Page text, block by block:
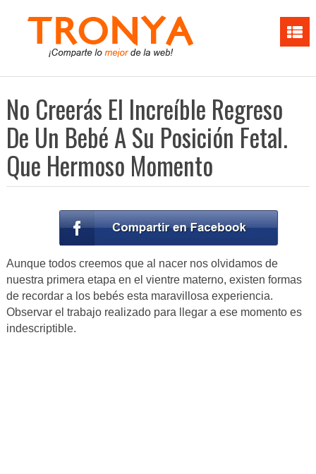
No Creerás El Increíble Regreso
De Un Bebé A Su Posición Fetal.
Que Hermoso Momento
Aunque todos creemos que al nacer nos olvidamos de
nuestra primera etapa en el vientre materno, existen formas
de recordar a los bebés esta maravillosa experiencia.
Observar el trabajo realizado para llegar a ese momento es
indescriptible.